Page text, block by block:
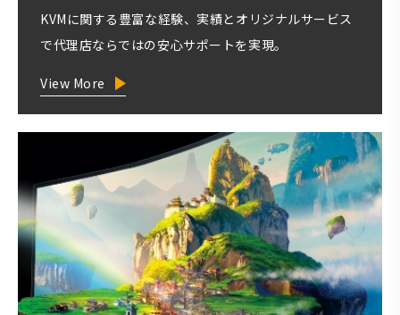
KVMに関する豊富な経験、実績とオリジナルサービス
で代理店ならではの安心サポートを実現。
View More